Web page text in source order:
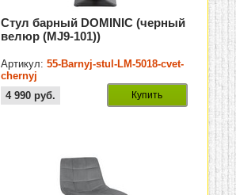
Стул барный DOMINIC (черный
велюр (MJ9-101))
Артикул:55-Barnyj-stul-LM-5018-cvet-
chernyj
4 990 руб. Купить